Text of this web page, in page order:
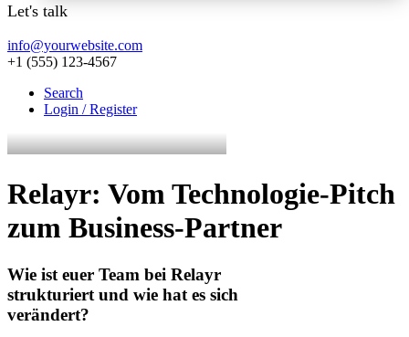
Let's talk
info@yourwebsite.com
+1 (555) 123-4567
Search
Login / Register
Relayr: Vom Technologie-Pitch
zum Business-Partner
Wie ist euer Team bei Relayr
strukturiert und wie hat es sich
verändert?